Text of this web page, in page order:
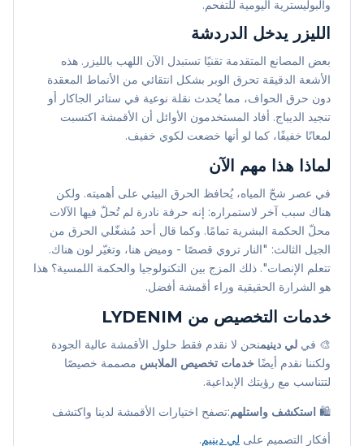
والبوليسترية اليومية للتفحم.
الليزر يدخل الدردشة
بعض المصانع المتقدمة تقنيًا تستبدل الآن اللهب بالليزر. هذه
الأشعة الدقيقة تحرق الوبر بشكل انتقائي من الأنماط المعقدة
دون حرق الحواف، مما يُحدث نقلة نوعية في ستائر الجاكار أو
تنجيد الديباج. أفاد المستخدمون الأوائل أن الأقمشة اكتسبت
لمعانًا خفيفًا، كما لو أنها خضعت لكوي خفيف.
لماذا هذا مهم الآن
في عصر شحّ المياه، يُحافظ الحرق البيئي على أهميته. ولكن
هناك سبب آخر لاستمراره: إنه حرفة نادرة لم تُحلّ فيها الآلات
محلّ الحكمة البشرية تمامًا. وكما قال أحد مُشغّلي الحرق من
الجيل الثالث: "النار تروي قصصًا - وميض هنا، وتغيّر لون هناك.
تتعلم الإنصات". ذلك المزج بين التكنولوجيا والحكمة اللمسية؟ هذا
هو الشرارة الحقيقية وراء أقمشة أفضل.
خدمات التخصيص من LYDENIM
🎨 في لي دينيمنحن لا نقدم فقط حلول الأقمشة عالية الجودة
ولكننا نقدم أيضًا خدمات تخصيص الملابس مصممة خصيصًا
لتتناسب مع رؤيتك الإبداعية.
🛍️ استكشف واستلهم:تصفح اختيارات الأقمشة لدينا واكتشف
أفكار التصميم على لي دينيم.